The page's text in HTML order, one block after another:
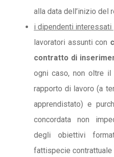
alla data dell’inizio del
i dipendenti interessati
lavoratori assunti con
contratto di
ogni caso, non oltre il
rapporto di lavoro (a
apprendistato) e
concordata non
degli obiettivi
fattispecie contrattuale